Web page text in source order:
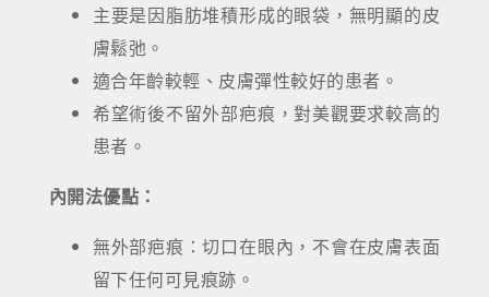
主要是因脂肪堆積形成的眼袋，無明顯的皮
膚鬆弛。
適合年齡較輕、皮膚彈性較好的患者。
希望術後不留外部疤痕，對美觀要求較高的
患者。
內開法優點：
無外部疤痕：切口在眼內，不會在皮膚表面
留下任何可見痕跡。